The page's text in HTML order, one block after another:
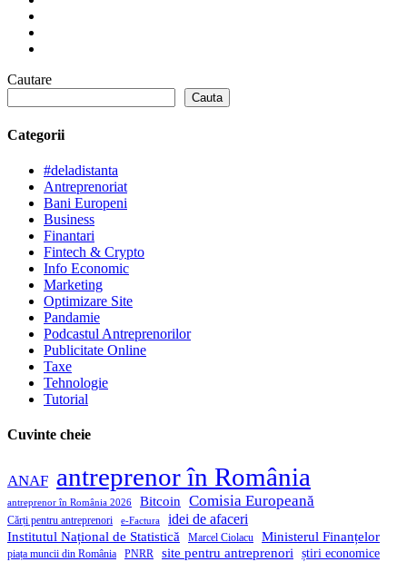
Cautare
Cauta
Categorii
#deladistanta
Antreprenoriat
Bani Europeni
Business
Finantari
Fintech & Crypto
Info Economic
Marketing
Optimizare Site
Pandamie
Podcastul Antreprenorilor
Publicitate Online
Taxe
Tehnologie
Tutorial
Cuvinte cheie
ANAF antreprenor în România
antreprenor în România 2026 Bitcoin Comisia Europeană
Cărți pentru antreprenori e-Factura idei de afaceri
Institutul Național de Statistică Marcel Ciolacu Ministerul Finanțelor
piața muncii din România PNRR site pentru antreprenori știri economice